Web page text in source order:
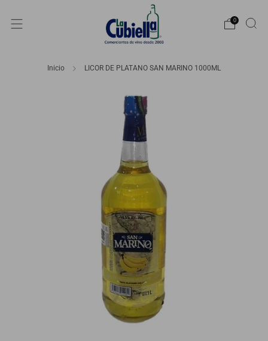
0
Inicio LICOR DE PLATANO SAN MARINO 1000ML